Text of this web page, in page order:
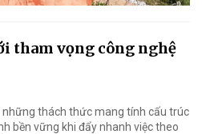
tham vọng công nghệ
thách thức mang tính cấu trúc
bền vững khi đẩy nhanh việc theo